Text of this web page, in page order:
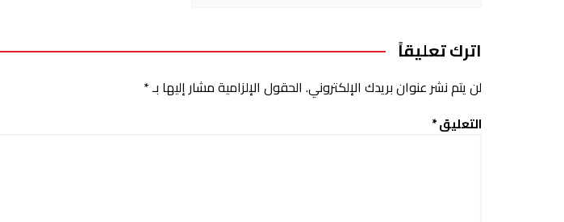
اترك تعليقاً
لن يتم نشر عنوان بريدك الإلكتروني. الحقول الإلزامية مشار إليها بـ*
التعليق*